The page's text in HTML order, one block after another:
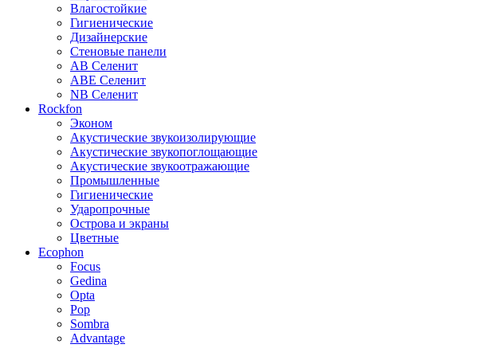
Влагостойкие
Гигиенические
Дизайнерские
Стеновые панели
AB Селенит
ABE Селенит
NB Селенит
Rockfon
Эконом
Акустические звукоизолирующие
Акустические звукопоглощающие
Акустические звукоотражающие
Промышленные
Гигиенические
Ударопрочные
Острова и экраны
Цветные
Ecophon
Focus
Gedina
Opta
Pop
Sombra
Advantage